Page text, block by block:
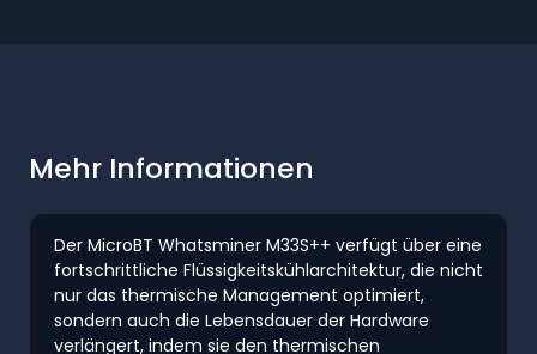
Mehr Informationen
Der MicroBT Whatsminer M33S++ verfügt über eine
fortschrittliche Flüssigkeitskühlarchitektur, die nicht
nur das thermische Management optimiert,
sondern auch die Lebensdauer der Hardware
verlängert, indem sie den thermischen